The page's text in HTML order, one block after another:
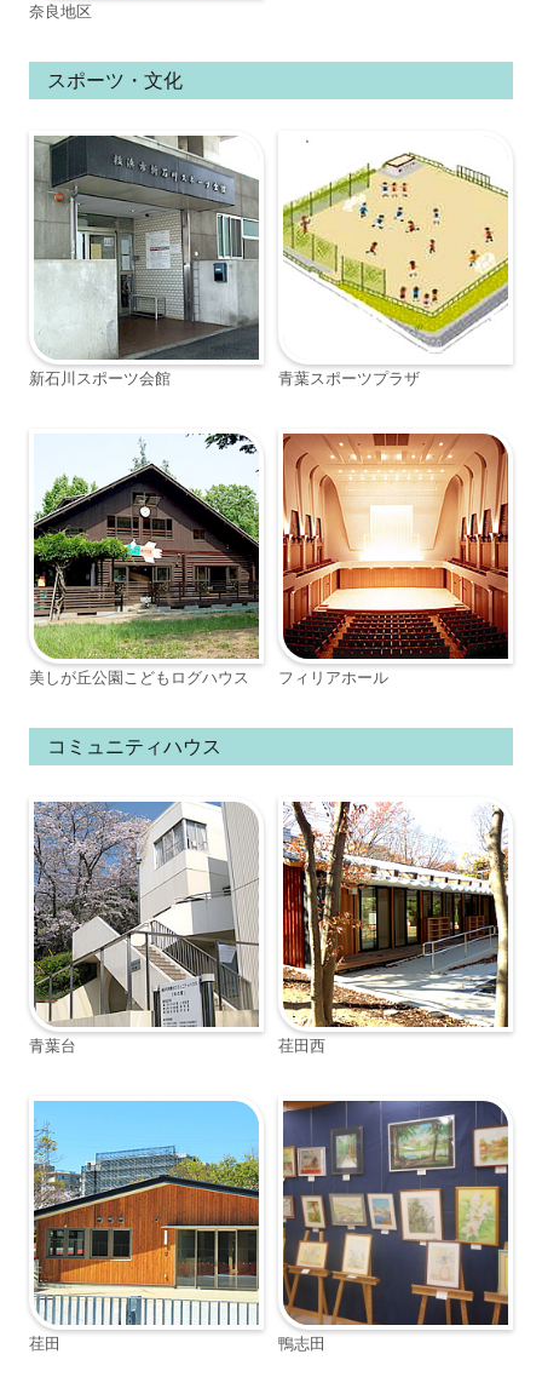
奈良地区
スポーツ・文化
新石川スポーツ会館 青葉スポーツプラザ
美しが丘公園こどもログハウス フィリアホール
コミュニティハウス
青葉台 荏田西
荏田 鴨志田